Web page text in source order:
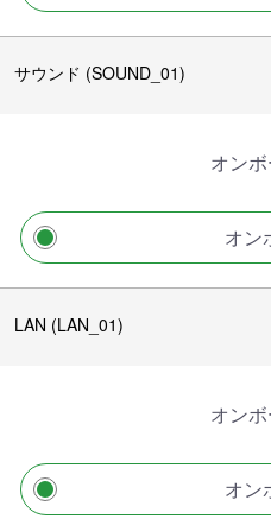
サウンド (SOUND_01)
オン
オン
LAN (LAN_01)
オン
オン